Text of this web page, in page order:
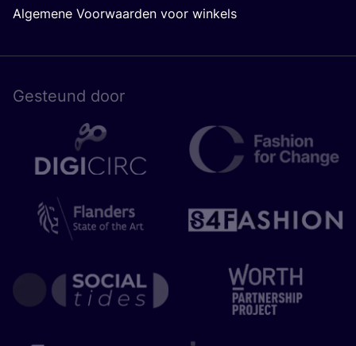
Algemene Voorwaarden voor winkels
Gesteund door